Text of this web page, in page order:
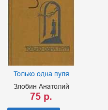
Только одна пуля
Злобин Анатолий
75 р.